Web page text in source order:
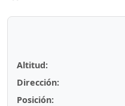
Altitud:
Dirección:
Posición: